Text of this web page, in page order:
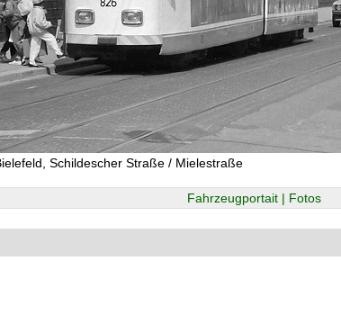
Schildescher Straße / Mielestraße
Fahrzeugportait | Fotos